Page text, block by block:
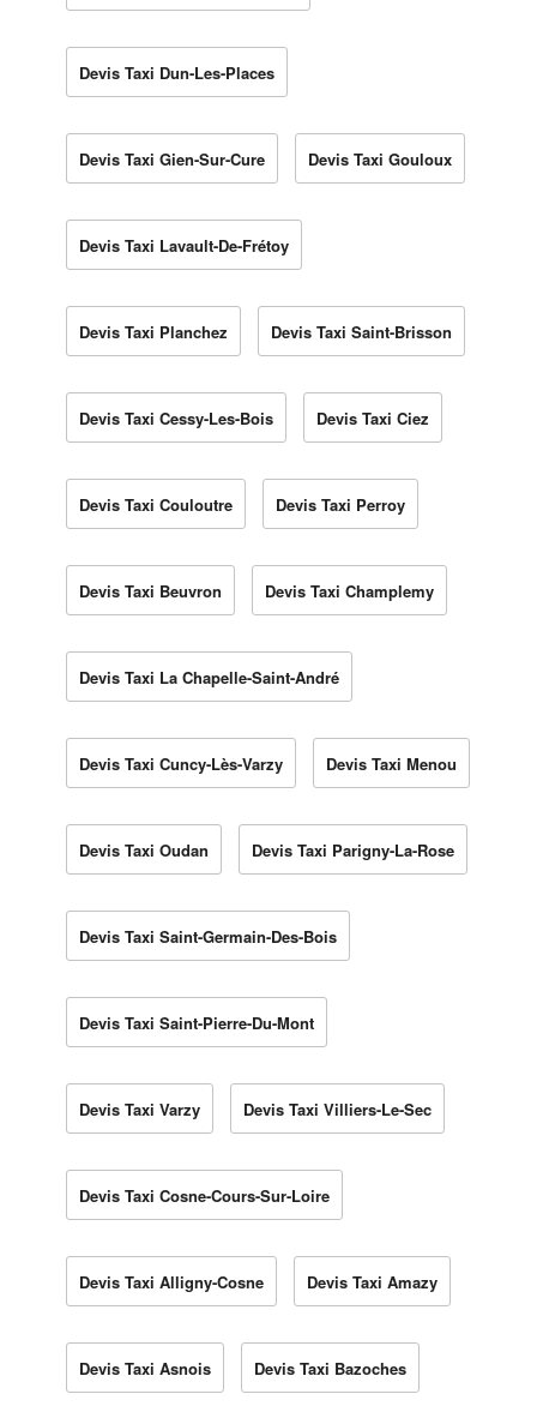
Devis Taxi Dun-Les-Places
Devis Taxi Gien-Sur-Cure Devis Taxi Gouloux
Devis Taxi Lavault-De-Frétoy
Devis Taxi Planchez Devis Taxi Saint-Brisson
Devis Taxi Cessy-Les-Bois Devis Taxi Ciez
Devis Taxi Couloutre Devis Taxi Perroy
Devis Taxi Beuvron Devis Taxi Champlemy
Devis Taxi La Chapelle-Saint-André
Devis Taxi Cuncy-Lès-Varzy Devis Taxi Menou
Devis Taxi Oudan Devis Taxi Parigny-La-Rose
Devis Taxi Saint-Germain-Des-Bois
Devis Taxi Saint-Pierre-Du-Mont
Devis Taxi Varzy Devis Taxi Villiers-Le-Sec
Devis Taxi Cosne-Cours-Sur-Loire
Devis Taxi Alligny-Cosne Devis Taxi Amazy
Devis Taxi Asnois Devis Taxi Bazoches